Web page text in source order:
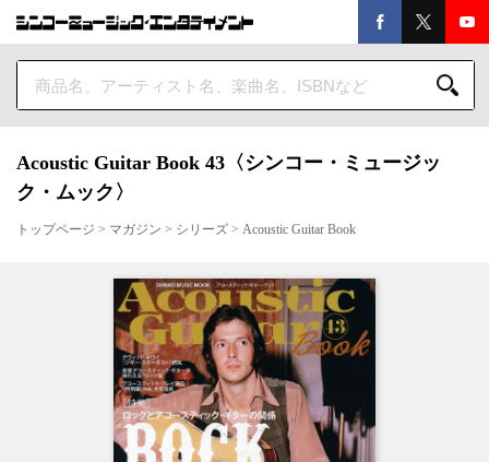
Acoustic Guitar Book 43〈シンコー・ミュージッ
ク・ムック〉
トップページ > マガジン > シリーズ > Acoustic Guitar Book